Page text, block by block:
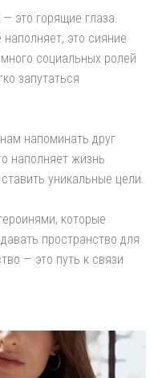
это горящие глаза.
это сияние
социальных ролей
запутаться
напоминать друг
наполняет жизнь
уникальные цели.
которые
пространство для
— это путь к связи